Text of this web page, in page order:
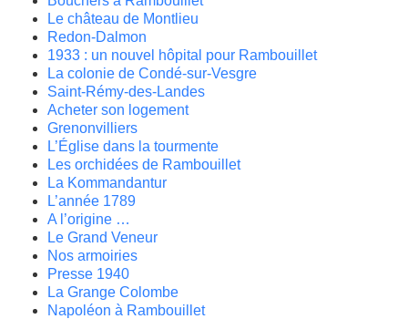
Le château de Montlieu
Redon-Dalmon
1933 : un nouvel hôpital pour Rambouillet
La colonie de Condé-sur-Vesgre
Saint-Rémy-des-Landes
Acheter son logement
Grenonvilliers
L’Église dans la tourmente
Les orchidées de Rambouillet
La Kommandantur
L’année 1789
A l’origine …
Le Grand Veneur
Nos armoiries
Presse 1940
La Grange Colombe
Napoléon à Rambouillet